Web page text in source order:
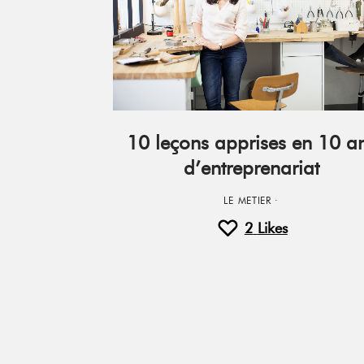
10 leçons apprises en 10
d’entreprenariat
LE METIER·
2 Likes